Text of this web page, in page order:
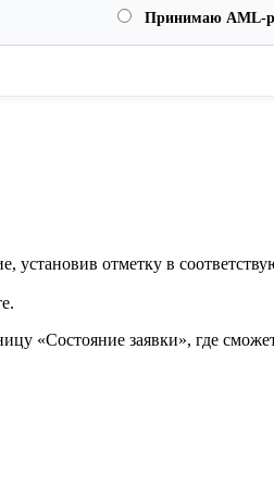
Принимаю AML-
установив отметку в
«Состояние заявки», где